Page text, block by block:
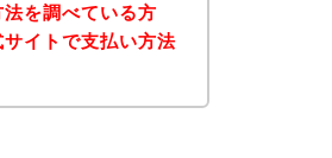
を調べている方
イトで支払い方法